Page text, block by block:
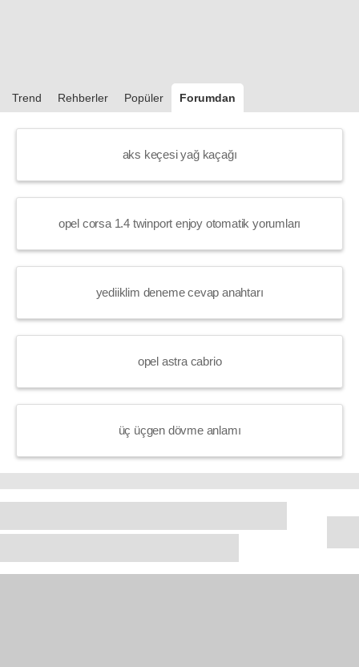
Trend Rehberler Popüler Forumdan
aks keçesi yağ kaçağı
opel corsa 1.4 twinport enjoy otomatik yorumları
yediiklim deneme cevap anahtarı
opel astra cabrio
üç üçgen dövme anlamı